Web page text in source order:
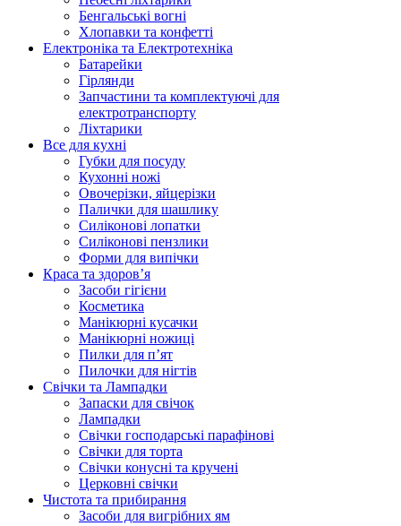
Бенгальські вогні
Хлопавки та конфетті
Електроніка та Електротехніка
Батарейки
Гірлянди
Запчастини та комплектуючі для
електротранспорту
Ліхтарики
Все для кухні
Губки для посуду
Кухонні ножі
Овочерізки, яйцерізки
Палички для шашлику
Силіконові лопатки
Силіконові пензлики
Форми для випічки
Краса та здоров’я
Засоби гігієни
Косметика
Манікюрні кусачки
Манікюрні ножиці
Пилки для п’ят
Пилочки для нігтів
Свічки та Лампадки
Запаски для свічок
Лампадки
Свічки господарські парафінові
Свічки для торта
Свічки конусні та кручені
Церковні свічки
Чистота та прибирання
Засоби для вигрібних ям